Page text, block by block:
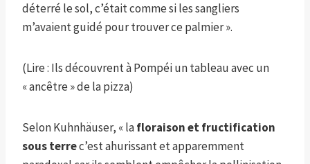
déterré le sol, c’était comme si les sangliers
m’avaient guidé pour trouver ce palmier ».
(Lire : Ils découvrent à Pompéi un tableau avec un
« ancêtre » de la pizza)
Selon Kuhnhäuser, « lafloraison et fructification
sous terrec’est ahurissant et apparemment